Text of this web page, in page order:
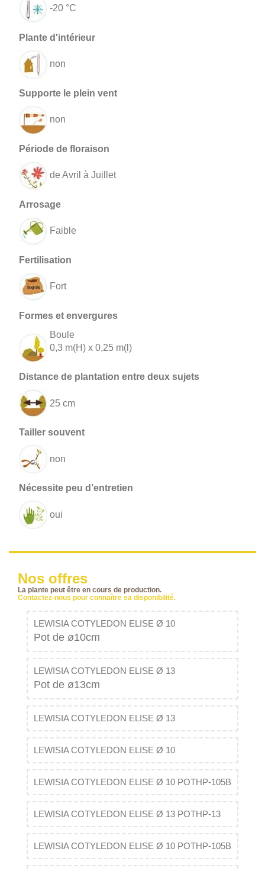
-20 °C
non
non
de Avril à Juillet
Faible
Fort
Boule
0,3 m(H) x 0,25 m(l)
25 cm
non
oui
Nos offres
La plante peut être en cours de production.
Contactez-nous pour connaître sa disponibilité.
LEWISIA COTYLEDON ELISE Ø 10
Pot de ø10cm
LEWISIA COTYLEDON ELISE Ø 13
Pot de ø13cm
LEWISIA COTYLEDON ELISE Ø 13
LEWISIA COTYLEDON ELISE Ø 10
LEWISIA COTYLEDON ELISE Ø 10 POTHP-105B
LEWISIA COTYLEDON ELISE Ø 13 POTHP-13
LEWISIA COTYLEDON ELISE Ø 10 POTHP-105B